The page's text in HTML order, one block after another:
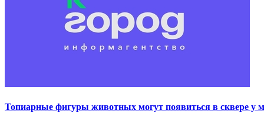
Топиарные фигуры животных могут появиться в сквере у